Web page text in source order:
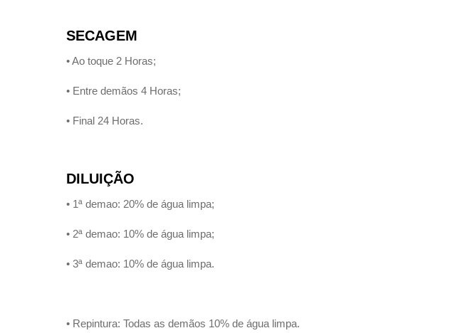
SECAGEM
• Ao toque 2 Horas;
• Entre demãos 4 Horas;
• Final 24 Horas.
DILUIÇÃO
• 1ª demao: 20% de água limpa;
• 2ª demao: 10% de água limpa;
• 3ª demao: 10% de água limpa.
• Repintura: Todas as demãos 10% de água limpa.